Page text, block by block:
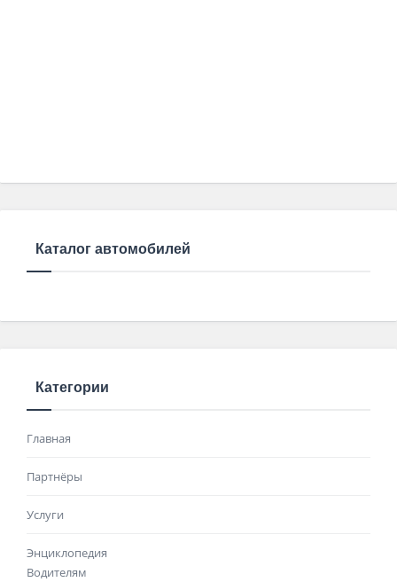
Каталог автомобилей
Категории
Главная
Партнёры
Услуги
Энциклопедия
Водителям